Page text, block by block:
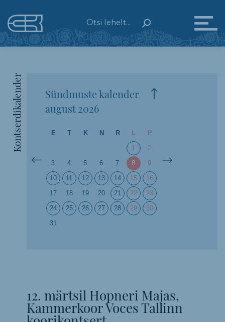
Kontserdikalender
12. märtsil Hopneri Majas,
Kammerkoor Voces Tallinn
Sündmuste kalender
august2026
E T K N R L
P
1
2
3
4 5 6 7 8
9
10
11 12 13 14 15
16
17
18 19 20 21 22
23
24
25 26 27 28 29
30
31